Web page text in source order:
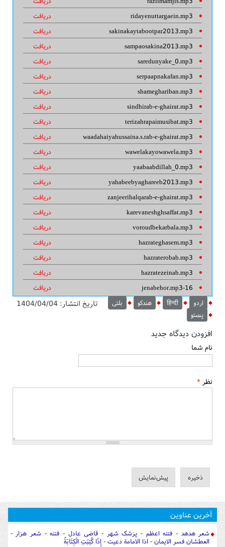
دریافت
ridayenuttargaein.mp3
دریافت
sakinakaytabootpar2013.mp3
دریافت
sampaosakina2013.mp3
دریافت
saredunyake_0.mp3
دریافت
serpaapnakafan.mp3
دریافت
shameghariban.mp3
دریافت
sindhirab-e-ghairat.mp3
دریافت
terizahrapaimusibat.mp3
دریافت
waadahaiyahussaina.s.rab-e-ghairat.mp3
دریافت
wawelakayowawela.mp3
دریافت
yaabaabdillah_0.mp3
دریافت
yahabeebyaghareeb2013.mp3
دریافت
zanjeerihalqarab-e-ghairat.mp3
دریافت
karevaneshghsaffat.mp3
دریافت
voroudbekarbala.mp3
دریافت
hazrateghasem.mp3
دریافت
hazraterobab.mp3
دریافت
hazratezeinab.mp3
دریافت
16-jenabehor.mp3
تاریخ انتشار: 1404/04/04 اردو हिन्दी هندکو
بلتی
پښتو
افزودن دیدگاه جدید
نام شما
نظر *
آخرین عناوین
شعر هدهد - فتنه اعظم - پزشک شهر - قاضی عادل - فتنه - شعر هزار -
العطشان فسر الایمان - اذا الامامة دعیت - إِذَا كُتِبَتِ الْكِتَابَةُ